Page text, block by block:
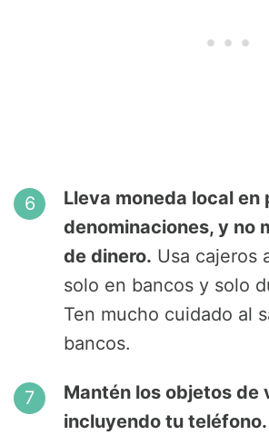
Lleva moneda local en
denominaciones, y no
de dinero. Usa cajeros
solo en bancos y solo
Ten mucho cuidado al
bancos.
Mantén los objetos de
incluyendo tu teléfono.